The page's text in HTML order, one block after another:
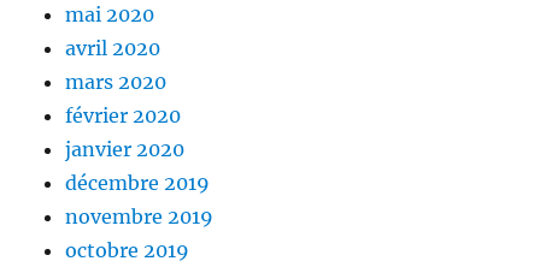
mai 2020
avril 2020
mars 2020
février 2020
janvier 2020
décembre 2019
novembre 2019
octobre 2019